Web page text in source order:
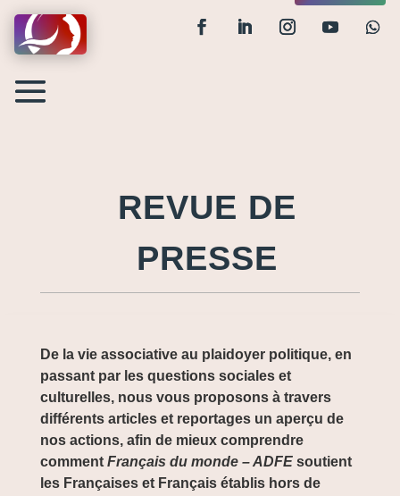
REVUE DE
PRESSE
De la vie associative au plaidoyer politique, en
passant par les questions sociales et
culturelles, nous vous proposons à travers
différents articles et reportages un aperçu de
nos actions, afin de mieux comprendre
comment Français du monde – ADFEsoutient
les Françaises et Français établis hors de